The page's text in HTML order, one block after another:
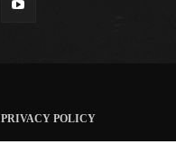
PRIVACY POLICY